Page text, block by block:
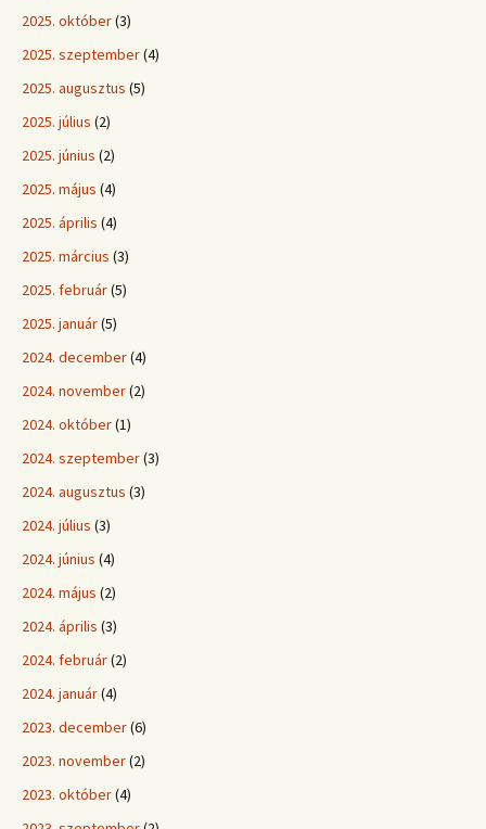
2025. október(3)
2025. szeptember(4)
2025. augusztus (5)
2025. július (2)
2025. június (2)
2025. május (4)
2025. április (4)
2025. március (3)
2025. február(5)
2025. január(5)
2024. december(4)
2024. november(2)
2024. október(1)
2024. szeptember(3)
2024. augusztus (3)
2024. július (3)
2024. június (4)
2024. május (2)
2024. április (3)
2024. február(2)
2024. január(4)
2023. december(6)
2023. november(2)
2023. október(4)